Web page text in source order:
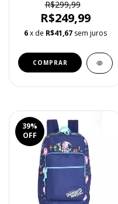
R$299,99
R$249,99
6x de R$41,67 sem juros
39%
OFF